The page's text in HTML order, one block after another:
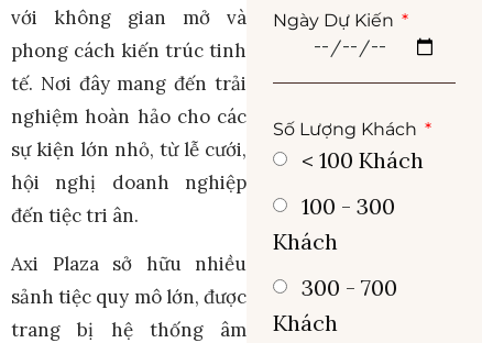
với không gian mở và
phong cách kiến trúc tinh
tế. Nơi đây mang đến trải
nghiệm hoàn hảo cho các
sự kiện lớn nhỏ, từ lễ cưới,
hội nghị doanh nghiệp
đến tiệc tri ân.
Axi Plaza sở hữu nhiều
sảnh tiệc quy mô lớn, được
trang bị hệ thống âm
Ngày Dự Kiến
Số Lượng Khách
< 100 Khách
100 - 300
Khách
300 - 700
Khách